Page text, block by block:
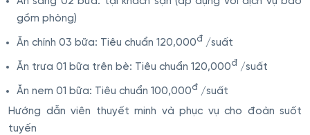
gồm phòng)
Ăn chính 03 bữa: Tiêu chuẩn 120,000đ /suất
Ăn trưa 01 bữa trên bè: Tiêu chuẩn 120,000đ /suất
Ăn nem 01 bữa: Tiêu chuẩn 100,000đ /suất
Hướng dẫn viên thuyết minh và phục vụ cho đoàn suốt
tuyến